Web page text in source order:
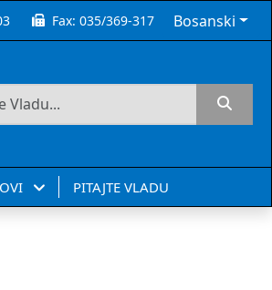
Fax:035/369-317 Bosanski
PITAJTE VLADU